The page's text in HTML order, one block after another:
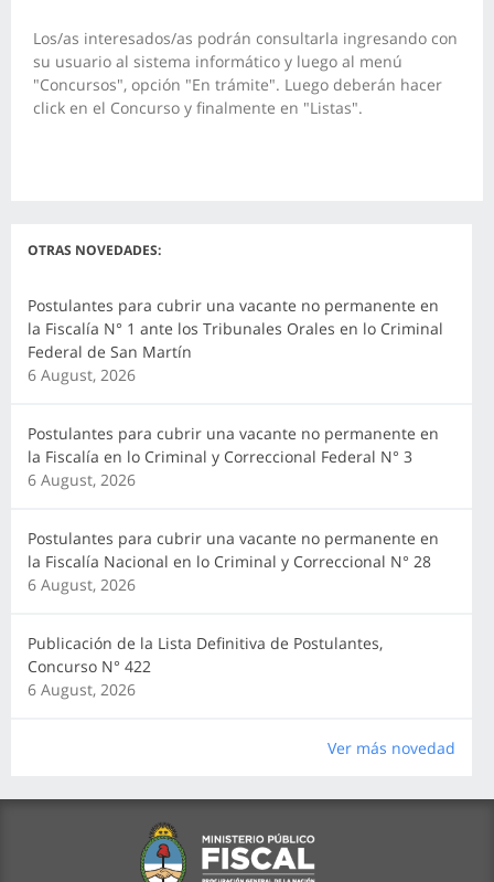
Los/as interesados/as podrán consultarla ingresando con
su usuario al sistema informático y luego al menú
"Concursos", opción "En trámite". Luego deberán hacer
click en el Concurso y finalmente en "Listas".
OTRAS NOVEDADES:
Postulantes para cubrir una vacante no permanente en
la Fiscalía N° 1 ante los Tribunales Orales en lo Criminal
Federal de San Martín
6 August, 2026
Postulantes para cubrir una vacante no permanente en
la Fiscalía en lo Criminal y Correccional Federal N° 3
6 August, 2026
Postulantes para cubrir una vacante no permanente en
la Fiscalía Nacional en lo Criminal y Correccional N° 28
6 August, 2026
Publicación de la Lista Definitiva de Postulantes,
Concurso N° 422
6 August, 2026
Ver más novedad